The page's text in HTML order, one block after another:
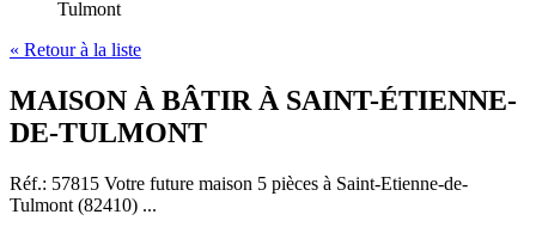
Tulmont
« Retour à la liste
MAISON À BÂTIR À SAINT-ÉTIENNE-
DE-TULMONT
Réf.: 57815 Votre future maison 5 pièces à Saint-Etienne-de-
Tulmont (82410) ...